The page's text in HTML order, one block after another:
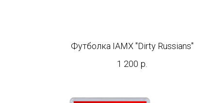
Футболка IAMX "Dirty Russians"
1 200 р.